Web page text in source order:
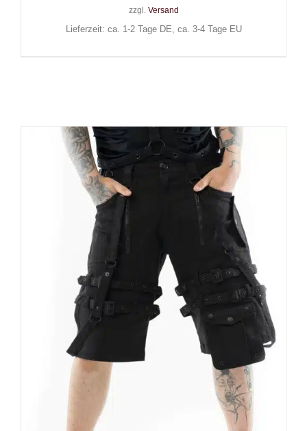
zzgl. Versand
Lieferzeit: ca. 1-2 Tage DE, ca. 3-4 Tage EU